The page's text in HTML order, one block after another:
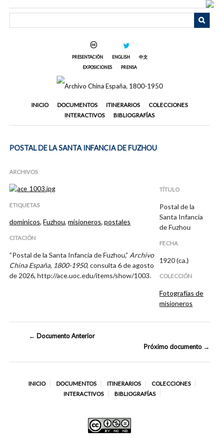
PRESENTACIÓN ENGLISH
中文
EXPOSICIONES
PRENSA
INICIO DOCUMENTOS ITINERARIOS
COLECCIONES
INTERACTIVOS
BIBLIOGRAFÍAS
POSTAL DE LA SANTA INFANCIA DE FUZHOU
ARCHIVOS
ETIQUETAS
dominicos,Fuzhou,misioneros,postales
CITACIÓN
“Postal de la Santa Infancia de Fuzhou,” Archivo
China España, 1800-1950, consulta 6 de agosto
de 2026,http://ace.uoc.edu/items/show/1003.
TÍTULO
Postal de la
Santa Infancia
de Fuzhou
FECHA
1920 (ca.)
COLECCIÓN
Fotografías de
misioneros
← Documento Anterior
Próximo documento →
INICIO DOCUMENTOS ITINERARIOS
COLECCIONES
INTERACTIVOS
BIBLIOGRAFÍAS